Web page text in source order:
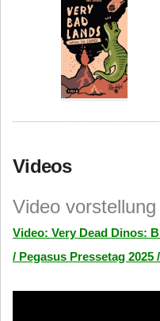
Videos
Video
Video: Very Dead Dinos:
/ Pegasus Pressetag 2025